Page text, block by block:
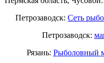
Петрозаводск: Сеть
Петрозаводск:
Рязань: Рыболовный